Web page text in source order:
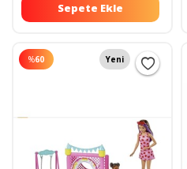
Sepete Ekle
%60 Yeni